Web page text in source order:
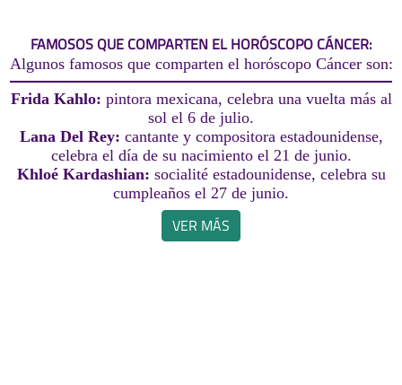
FAMOSOS QUE COMPARTEN EL HORÓSCOPO CÁNCER:
Algunos famosos que comparten el horóscopo Cáncer son:
Frida Kahlo: pintora mexicana, celebra una vuelta más al
sol el 6 de julio.
Lana Del Rey: cantante y compositora estadounidense,
celebra el día de su nacimiento el 21 de junio.
Khloé Kardashian: socialité estadounidense, celebra su
cumpleaños el 27 de junio.
VER MÁS